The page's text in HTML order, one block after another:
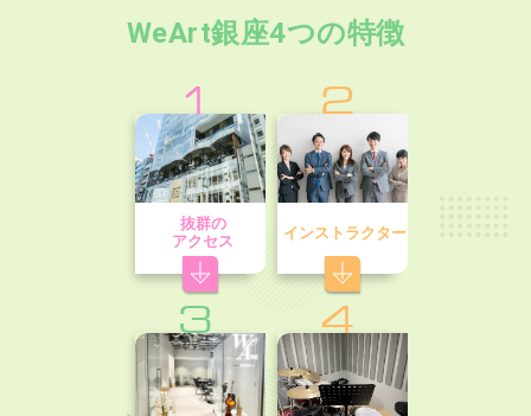
WeArt銀座4つの特徴
1
抜群の
アクセス
2
インストラクター
3 4